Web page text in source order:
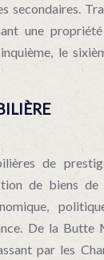
secondaires.
une
le
de
de biens de
De la Butte
par les